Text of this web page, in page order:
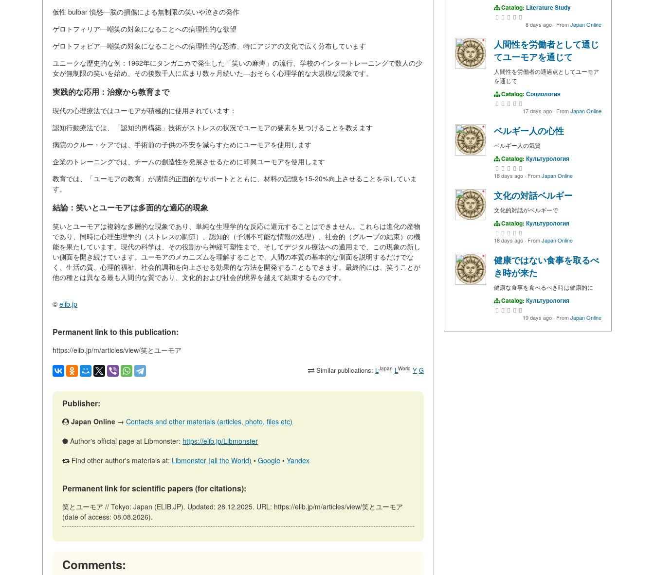
仮性 bulbar 憤怒—脳の損傷による無制限の笑いや泣きの発作
ゲロトフィリア—嘲笑の対象になることへの病理性的な欲望
ゲロトフォビア—嘲笑の対象になることへの病理性的な恐怖、特にアジアの文化で広く分布しています
ユニークな歴史的な例：1962年にタンガニカで発生した「笑いの麻痺」の流行、学校のインタートレーニングで数人の少
女が無制限の笑いを始め、その後数千人に広まり数ヶ月続いた—おそらく心理学的な大規模な現象です。
実践的な応用：治療から教育まで
現代の心理療法ではユーモアが積極的に使用されています：
認知行動療法では、「認知的再構築」技術がストレスの状況でユーモアの要素を見つけることを教えます
病院のクルー・ケアでは、手術前の子供の不安を減らすためにユーモアを使用します
企業のトレーニングでは、チームの創造性を発展させるために即興ユーモアを使用します
教育では、「ユーモアの教育」が感情的正面的なサポートとともに、材料の記憶を15-20%向上させることを示していま
す。
結論：笑いとユーモアは多面的な適応的現象
笑いとユーモアは複雑な多層的な現象であり、単純な生理学的な反応に還元することはできません。これらは進化の産物
であり、同時に心理生理学的（ストレスの調節）、認知的（予測不可能な情報の処理）、社会的（グループの結束）の機
能を果たしています。現代の科学は、その役割から神経可塑性まで、そしてデジタル療法への適用まで、この現象の新し
い側面を開き続けています。ユーモアのメカニズムを理解することで、人間の本質の基本的な側面を説明するだけでな
く、生活の質、心理的福祉、社会的調和を向上させる効果的な方法を開発することもできます。最終的には、笑うことが
他の種とは異なる最も人間的な質であり、文化的および社会的境界を越えて結束するものです。
© elib.jp
Permanent link to this publication:
https://elib.jp/m/articles/view/笑とユーモア
Similar publications: LJapan LWorld Y G
Publisher:
Japan Online → Contacts and other materials (articles, photo, files etc)
Author's official page at Libmonster: https://elib.jp/Libmonster
Find other author's materials at: Libmonster (all the World) • Google • Yandex
Permanent link for scientific papers (for citations):
笑とユーモア // Tokyo: Japan (ELIB.JP). Updated: 28.12.2025. URL: https://elib.jp/m/articles/view/笑とユーモア
(date of access: 08.08.2026).
Comments:
Catalog: Literature Study
8 days ago · FromJapan Online
人間性を労働者として通じ
てユーモアを通じて
人間性を労働者の通過点としてユーモア
を通じて
Catalog: Социология
17 days ago · FromJapan Online
ベルギー人の心性
ベルギー人の気質
Catalog: Культурология
18 days ago · FromJapan Online
文化の対話ベルギー
文化的対話がベルギーで
Catalog: Культурология
18 days ago · FromJapan Online
健康ではない食事を取るべ
き時が来た
健康な食事を食べるべき時は健康的に
Catalog: Культурология
19 days ago · FromJapan Online